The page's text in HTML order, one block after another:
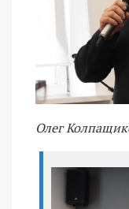
Олег